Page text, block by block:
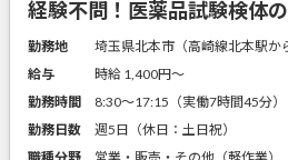
経験不問！医薬品試験検体
勤務地
埼玉県北本市（高崎線北本駅か
給与
時給 1,400円〜
勤務時間
8:30～17:15（実働7時間45分）
勤務日数
週5日（休日：土日祝）